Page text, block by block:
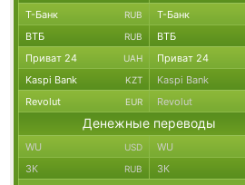
Т-Банк RUB Т-Банк
ВТБ RUB ВТБ
Приват 24 UAH Приват 24
Kaspi Bank KZT Kaspi Bank
Revolut EUR Revolut
Денежные переводы
WU USD WU
ЗК RUB ЗК